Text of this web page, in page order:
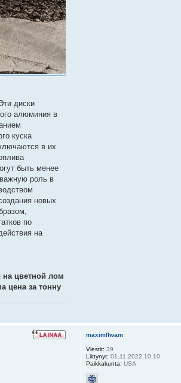
диски
алюминия в
куска
в их
быть менее
важную роль в
новых
по
на
на цветной лом
цена за тонну
maximllwam
Viestit: 39
Liittynyt: 01.11.2022 10:10
Paikkakunta: USA